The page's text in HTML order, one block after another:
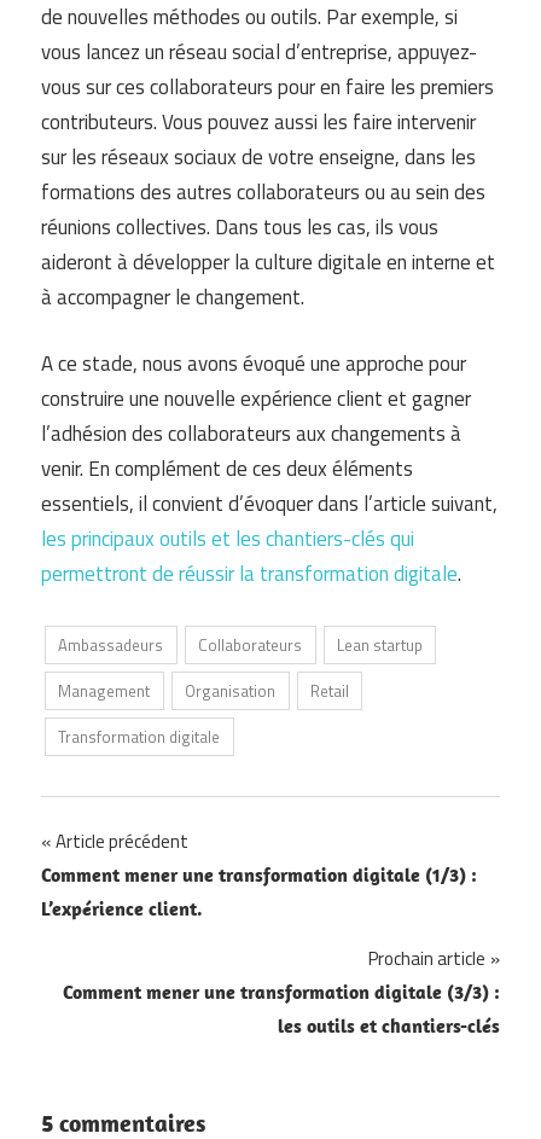
de nouvelles méthodes ou outils. Par exemple, si
vous lancez un réseau social d’entreprise, appuyez-
vous sur ces collaborateurs pour en faire les premiers
contributeurs. Vous pouvez aussi les faire intervenir
sur les réseaux sociaux de votre enseigne, dans les
formations des autres collaborateurs ou au sein des
réunions collectives. Dans tous les cas, ils vous
aideront à développer la culture digitale en interne et
à accompagner le changement.
A ce stade, nous avons évoqué une approche pour
construire une nouvelle expérience client et gagner
l’adhésion des collaborateurs aux changements à
venir. En complément de ces deux éléments
essentiels, il convient d’évoquer dans l’article suivant,
les principaux outils et les chantiers-clés qui
permettront de réussir la transformation digitale.
Ambassadeurs Collaborateurs
Lean startup
Management
Organisation
Retail
Transformation digitale
Navigation
de
Article précédent
Comment mener une transformation digitale (1/3) :
L’expérience client.
Prochain article
Comment mener une transformation digitale (3/3) :
les outils et chantiers-clés
5 commentaires